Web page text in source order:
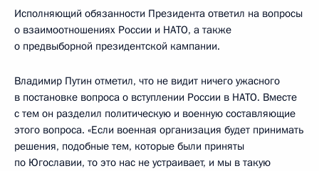
Исполняющий обязанности Президента ответил на вопросы
о взаимоотношениях России и НАТО, а также
о предвыборной президентской кампании.
Владимир Путин отметил, что не видит ничего ужасного
в постановке вопроса о вступлении России в НАТО. Вместе
с тем он разделил политическую и военную составляющие
этого вопроса. «Если военная организация будет принимать
решения, подобные тем, которые были приняты
по Югославии, то это нас не устраивает, и мы в такую